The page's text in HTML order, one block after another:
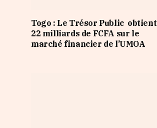
Togo : Le Trésor Public obtient
22 milliards de FCFA sur le
marché financier de l’UMOA